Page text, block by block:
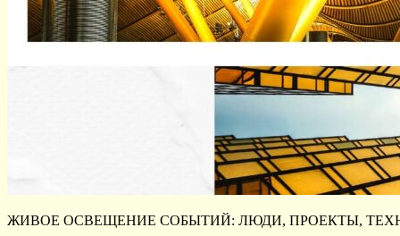
ЖИВОЕ ОСВЕЩЕНИЕ СОБЫТИЙ: ЛЮДИ, ПРОЕКТЫ,